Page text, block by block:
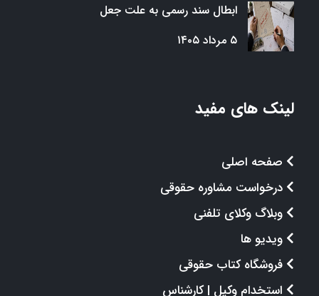
ابطال سند رسمی به علت جعل
۵ مرداد ۱۴۰۵
لینک های مفید
صفحه اصلی
درخواست مشاوره حقوقی
وبلاگ وکلای تلفنی
ویدیو ها
فروشگاه کتاب حقوقی
استخدام وکیل | کارشناس